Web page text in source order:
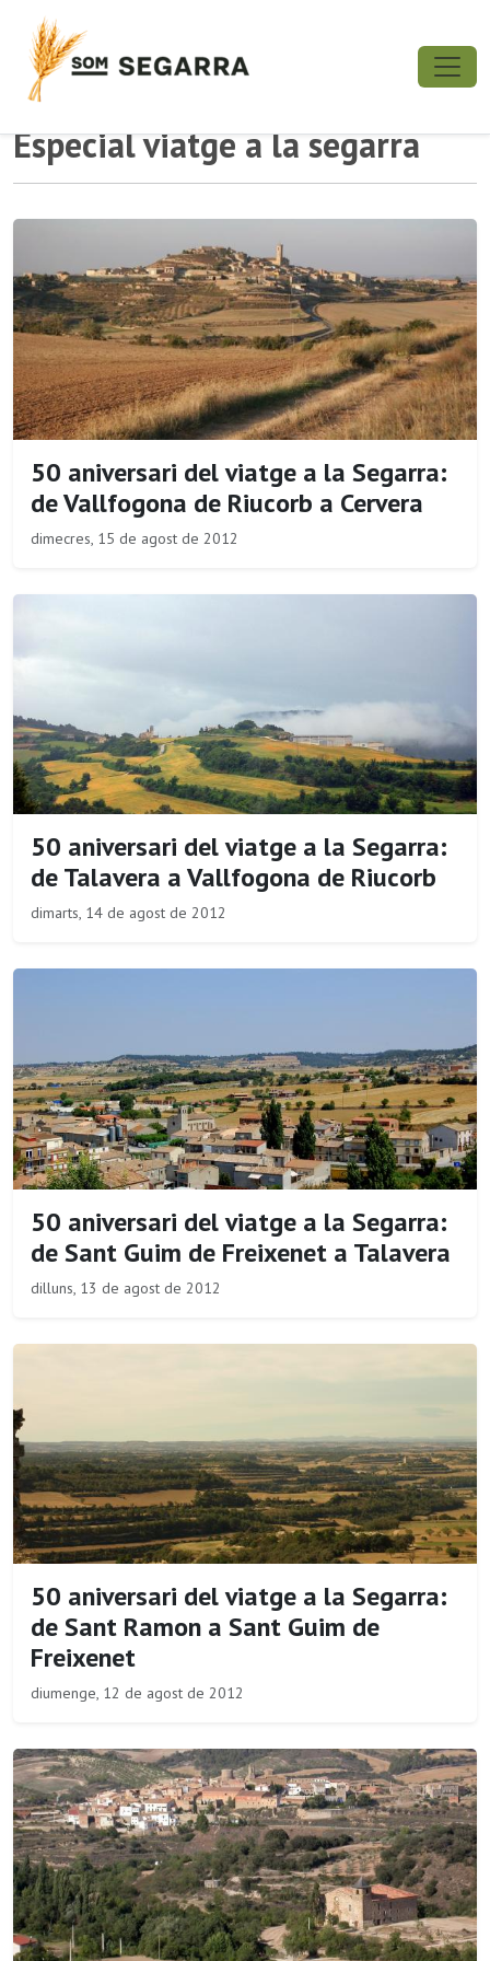
Especial viatge a la segarra
50 aniversari del viatge a la Segarra:
de Vallfogona de Riucorb a Cervera
dimecres, 15 de agost de 2012
50 aniversari del viatge a la Segarra:
de Talavera a Vallfogona de Riucorb
dimarts, 14 de agost de 2012
50 aniversari del viatge a la Segarra:
de Sant Guim de Freixenet a Talavera
dilluns, 13 de agost de 2012
50 aniversari del viatge a la Segarra:
de Sant Ramon a Sant Guim de
Freixenet
diumenge, 12 de agost de 2012